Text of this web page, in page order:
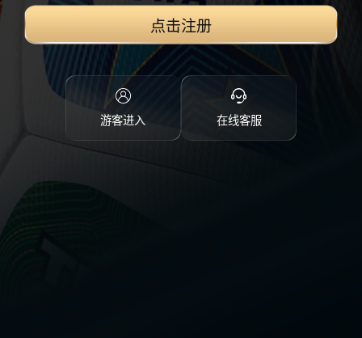
点击注册
游客进入 在线客服